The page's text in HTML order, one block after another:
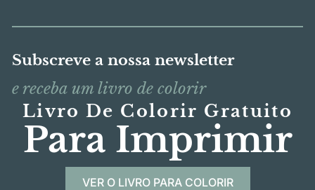
Subscreve a nossa newsletter
e receba um livro de colorir
Livro De Colorir Gratuito
Para Imprimir
VER O LIVRO PARA COLORIR